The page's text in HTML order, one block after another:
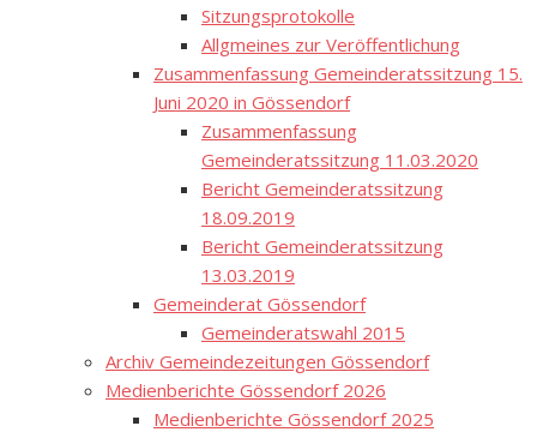
Sitzungsprotokolle
Allgmeines zur Veröffentlichung
Zusammenfassung Gemeinderatssitzung 15.
Juni 2020 in Gössendorf
Zusammenfassung
Gemeinderatssitzung 11.03.2020
Bericht Gemeinderatssitzung
18.09.2019
Bericht Gemeinderatssitzung
13.03.2019
Gemeinderat Gössendorf
Gemeinderatswahl 2015
Archiv Gemeindezeitungen Gössendorf
Medienberichte Gössendorf 2026
Medienberichte Gössendorf 2025